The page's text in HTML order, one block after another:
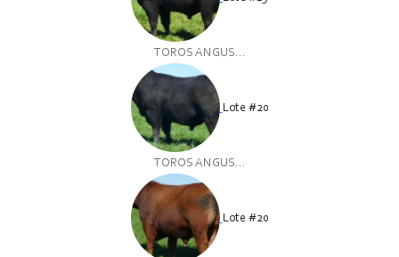
TOROS ANGUS...
Lote #20
TOROS ANGUS...
Lote #20